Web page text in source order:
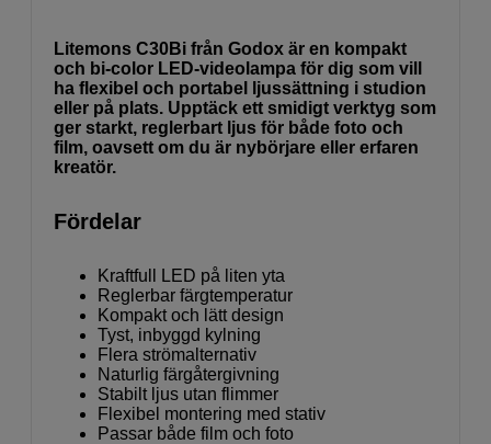
Litemons C30Bi från Godox är en kompakt
och bi-color LED-videolampa för dig som vill
ha flexibel och portabel ljussättning i studion
eller på plats. Upptäck ett smidigt verktyg som
ger starkt, reglerbart ljus för både foto och
film, oavsett om du är nybörjare eller erfaren
kreatör.
Fördelar
Kraftfull LED på liten yta
Reglerbar färgtemperatur
Kompakt och lätt design
Tyst, inbyggd kylning
Flera strömalternativ
Naturlig färgåtergivning
Stabilt ljus utan flimmer
Flexibel montering med stativ
Passar både film och foto